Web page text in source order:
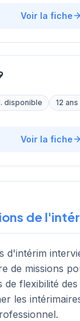
Voir la fiche
disponible
12
Voir la fiche
de
d'intérim
de missions
de flexibilité
les